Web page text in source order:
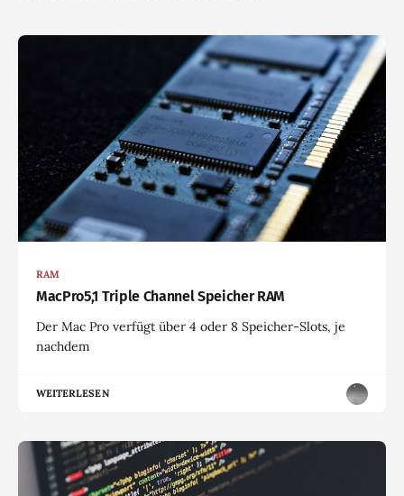
RAM
MacPro5,1 Triple Channel Speicher RAM
Der Mac Pro verfügt über 4 oder 8 Speicher-Slots, je
nachdem
WEITERLESEN